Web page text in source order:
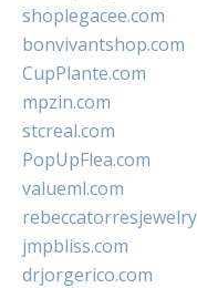
shoplegacee.com
bonvivantshop.com
CupPlante.com
mpzin.com
stcreal.com
PopUpFlea.com
valueml.com
jmpbliss.com
drjorgerico.com